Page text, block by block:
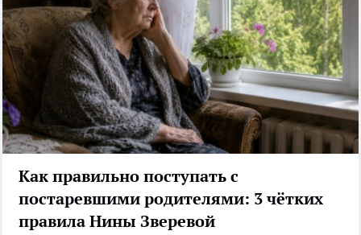
Как правильно поступать с
постаревшими родителями: 3 чётких
правила Нины Зверевой